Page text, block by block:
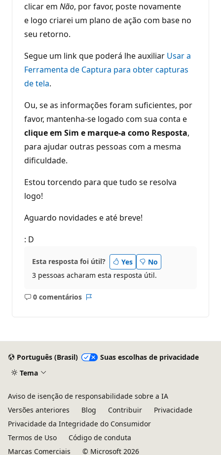
clicar em Não, por favor, poste novamente
e logo criarei um plano de ação com base no
seu retorno.
Segue um link que poderá lhe auxiliar Usar a
Ferramenta de Captura para obter capturas
de tela.
Ou, se as informações foram suficientes, por
favor, mantenha-se logado com sua conta e
clique em Sim e marque-a como Resposta,
para ajudar outras pessoas com a mesma
dificuldade.
Estou torcendo para que tudo se resolva
logo!
Aguardo novidades e até breve!
: D
Esta resposta foi útil? Yes
No
3 pessoas acharam esta resposta útil.
0 comentários
Sem
Português (Brasil)
Suas escolhas de privacidade
Tema
Aviso de isenção de responsabilidade sobre a IA
Versões anteriores
Blog Contribuir
Privacidade
Privacidade da Integridade do Consumidor
Termos de Uso
Código de conduta
Marcas Comerciais
© Microsoft 2026